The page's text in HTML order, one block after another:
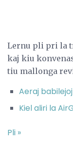
Lernu pli pri la
kaj kiu
tiu mallonga
Aeraj babilejoj
Kiel aliri la
Pli »